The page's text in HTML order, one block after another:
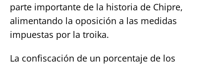
parte importante de la historia de Chipre,
alimentando la oposición a las medidas
impuestas por la troika.
La confiscación de un porcentaje de los